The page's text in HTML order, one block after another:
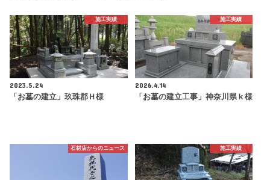
施工実績
2023.5.24
「お墓の建立」玖珠郡Ｈ様
施工実績
2026.4.14
「お墓の建立工事」神奈川県ｋ様
石材店からのニュース 施工実績